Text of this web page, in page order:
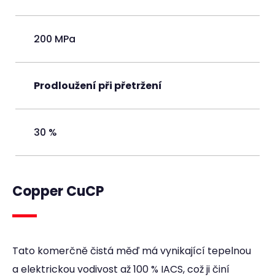
200 MPa
Prodloužení při přetržení
30 %
Copper CuCP
Tato komerčně čistá měď má vynikající tepelnou
a elektrickou vodivost až 100 % IACS, což ji činí